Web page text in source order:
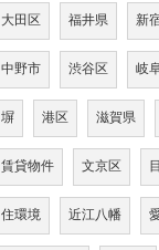
大田区 福井県 新
中野市 渋谷区 岐
塀 港区 滋賀県
賃貸物件 文京区
住環境 近江八幡